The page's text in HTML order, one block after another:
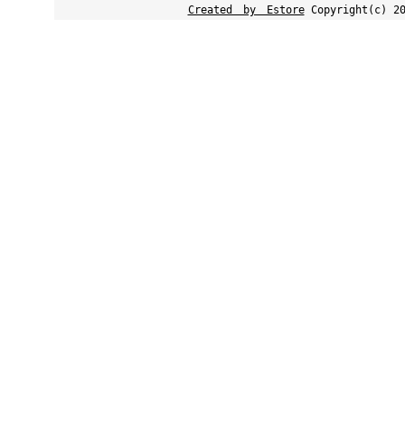
Created by EstoreCopyright(c)